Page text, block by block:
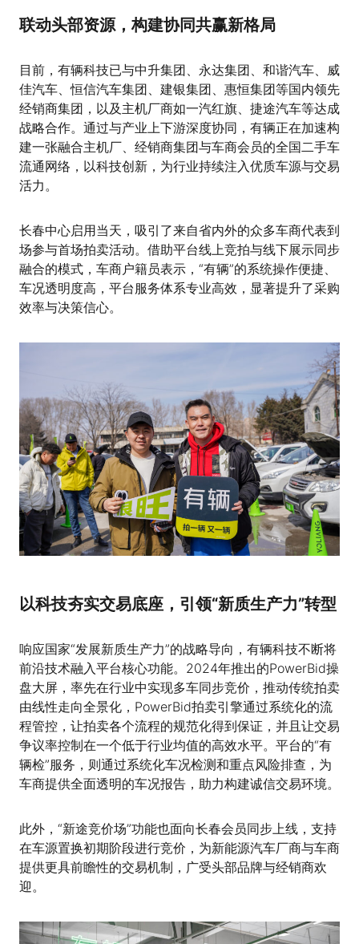
联动头部资源，构建协同共赢新格局
目前，有辆科技已与中升集团、永达集团、和谐汽车、威
佳汽车、恒信汽车集团、建银集团、惠恒集团等国内领先
经销商集团，以及主机厂商如一汽红旗、捷途汽车等达成
战略合作。通过与产业上下游深度协同，有辆正在加速构
建一张融合主机厂、经销商集团与车商会员的全国二手车
流通网络，以科技创新，为行业持续注入优质车源与交易
活力。
长春中心启用当天，吸引了来自省内外的众多车商代表到
场参与首场拍卖活动。借助平台线上竞拍与线下展示同步
融合的模式，车商户籍员表示，“有辆”的系统操作便捷、
车况透明度高，平台服务体系专业高效，显著提升了采购
效率与决策信心。
以科技夯实交易底座，引领“新质生产力”转型
响应国家“发展新质生产力”的战略导向，有辆科技不断将
前沿技术融入平台核心功能。2024年推出的PowerBid操
盘大屏，率先在行业中实现多车同步竞价，推动传统拍卖
由线性走向全景化，PowerBid拍卖引擎通过系统化的流
程管控，让拍卖各个流程的规范化得到保证，并且让交易
争议率控制在一个低于行业均值的高效水平。平台的“有
辆检”服务，则通过系统化车况检测和重点风险排查，为
车商提供全面透明的车况报告，助力构建诚信交易环境。
此外，“新途竞价场”功能也面向长春会员同步上线，支持
在车源置换初期阶段进行竞价，为新能源汽车厂商与车商
提供更具前瞻性的交易机制，广受头部品牌与经销商欢
迎。